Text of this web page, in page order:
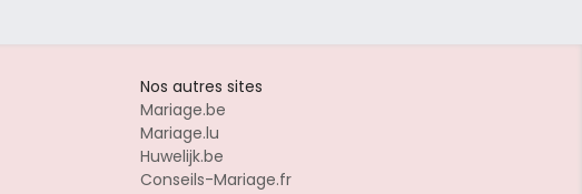
Nos autres sites
Mariage.be
Mariage.lu
Huwelijk.be
Conseils-Mariage.fr